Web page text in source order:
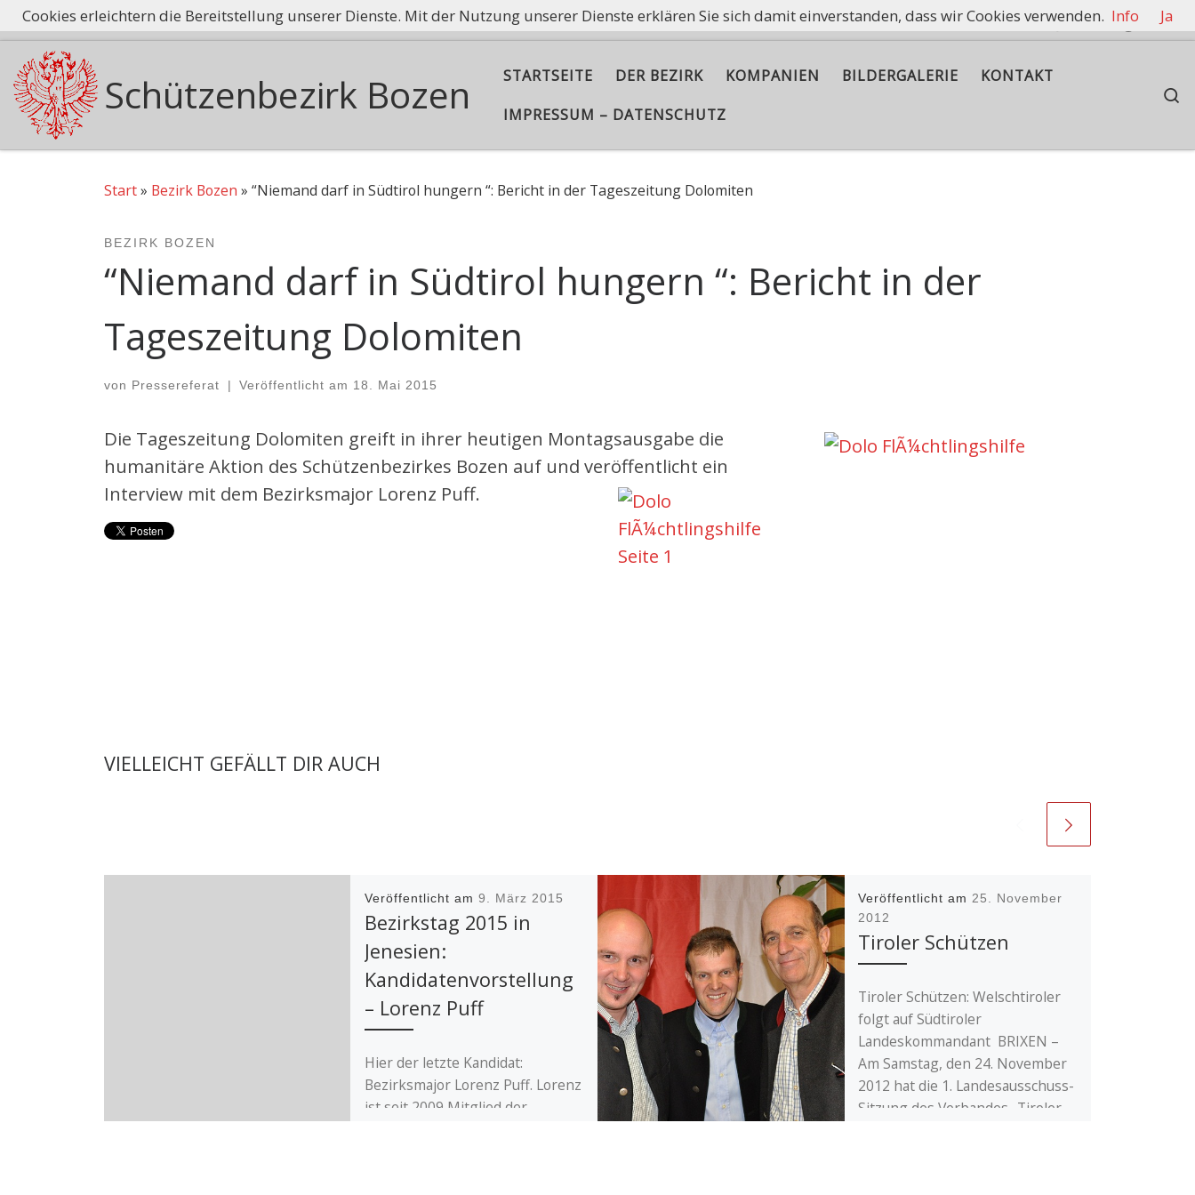
Zum Inhalt springen Tradition heißt nicht, Asche aufzubewahren, sondern die Flamme am Brennen zu halten.
Schützenbezirk Bozen STARTSEITE DER BEZIRK KOMPANIEN BILDERGALERIE
KONTAKT
IMPRESSUM – DATENSCHUTZ
Start» Bezirk Bozen » “Niemand darf in Südtirol hungern “: Bericht in der Tageszeitung Dolomiten
BEZIRK BOZEN
“Niemand darf in Südtirol hungern “: Bericht in der
Tageszeitung Dolomiten
von Pressereferat | Veröffentlicht am 18. Mai 2015
Die Tageszeitung Dolomiten greift in ihrer heutigen Montagsausgabe die
humanitäre Aktion des Schützenbezirkes Bozen auf und veröffentlicht ein
Interview mit dem Bezirksmajor Lorenz Puff.
VIELLEICHT GEFÄLLT DIR AUCH
Veröffentlicht am9. März 2015
Bezirkstag 2015 in
Jenesien:
Kandidatenvorstellung
– Lorenz Puff
Hier der letzte Kandidat:
Bezirksmajor Lorenz Puff. Lorenz
ist seit 2009 Mitglied der
Veröffentlicht am 25. November
2012
Tiroler Schützen
Tiroler Schützen: Welschtiroler
folgt auf Südtiroler
Landeskommandant BRIXEN –
Am Samstag, den 24. November
2012 hat die 1. Landesausschuss-
Sitzung des Verbandes „Tiroler
Cookies erleichtern die Bereitstellung unserer Dienste. Mit der Nutzung unserer Dienste erklären Sie sich damit einverstanden, dass wir Cookies verwenden. Info Ja